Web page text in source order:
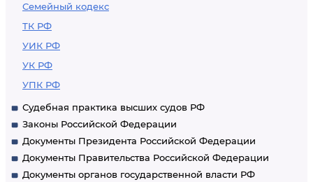
Семейный кодекс
ТК РФ
УИК РФ
УК РФ
УПК РФ
Судебная практика высших судов РФ
Законы Российской Федерации
Документы Президента Российской Федерации
Документы Правительства Российской Федерации
Документы органов государственной власти РФ